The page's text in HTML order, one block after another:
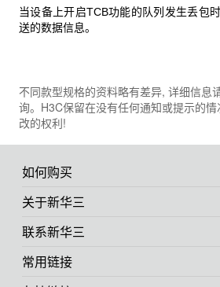
当设备上开启TCB功能的队列发生丢包
送的数据信息。
不同款型规格的资料略有差异, 详细信息
询。H3C保留在没有任何通知或提示的
改的权利!
如何购买
关于新华三
联系新华三
常用链接